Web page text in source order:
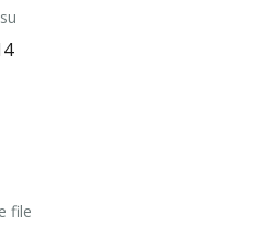
file